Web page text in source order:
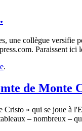
une collègue versifie
Paraissent
.
de Monte
» qui se joue à
– nombreux –